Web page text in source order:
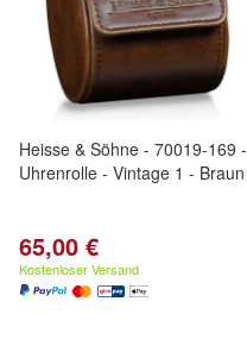
Heisse & Söhne - 70019-169 -
Uhrenrolle - Vintage 1 - Braun
65,00 €
Kostenloser Versand